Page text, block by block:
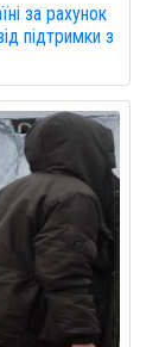
за рахунок
підтримки з